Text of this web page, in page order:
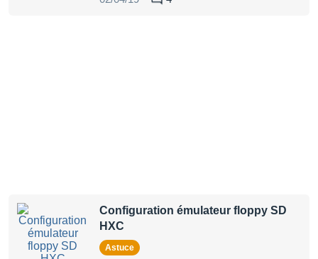
Configuration émulateur floppy SD
HXC
Astuce